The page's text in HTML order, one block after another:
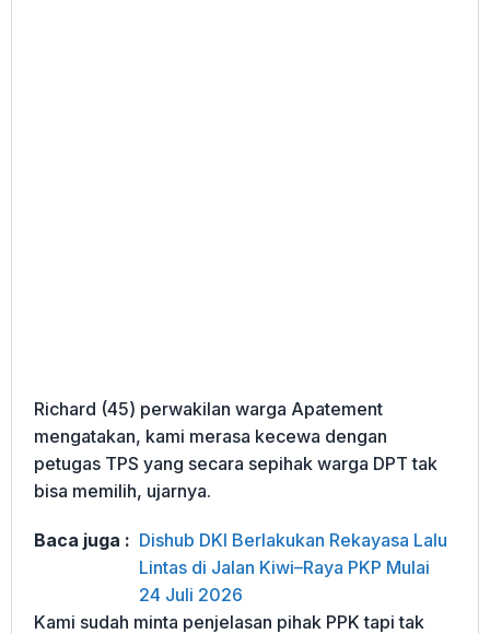
Richard (45) perwakilan warga Apatement
mengatakan, kami merasa kecewa dengan
petugas TPS yang secara sepihak warga DPT tak
bisa memilih, ujarnya.
Baca juga : Dishub DKI Berlakukan Rekayasa Lalu
Lintas di Jalan Kiwi–Raya PKP Mulai
24 Juli 2026
Kami sudah minta penjelasan pihak PPK tapi tak